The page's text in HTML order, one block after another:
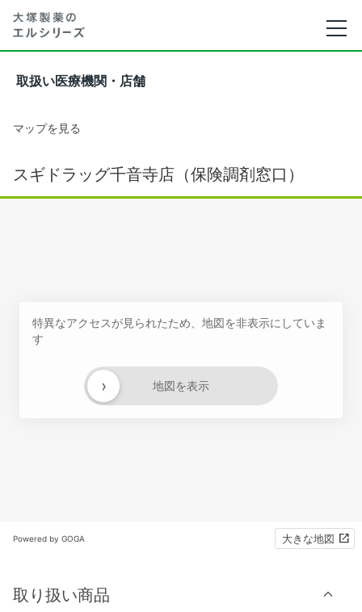
取扱い医療機関・店舗
マップを見る
スギドラッグ千音寺店（保険調剤窓口）
特異なアクセスが見られたため、地図を非表示にしていま
す
地図を表示
›
Powered by GOGA 大きな地図
取り扱い商品